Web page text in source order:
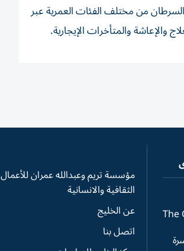
من مختلف الفئات العمرية عبر
والمتأخرات الإيجارية.
The
مؤسسة تريم وعبدالله عمران للأعمال
الثقافية والانسانية
عن الخليج
اتصل بنا